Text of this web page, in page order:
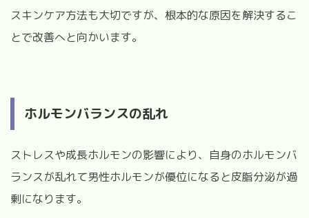
スキンケア方法も大切ですが、根本的な原因を解決するこ
とで改善へと向かいます。
ホルモンバランスの乱れ
ストレスや成長ホルモンの影響により、自身のホルモンバ
ランスが乱れて男性ホルモンが優位になると皮脂分泌が過
剰になります。